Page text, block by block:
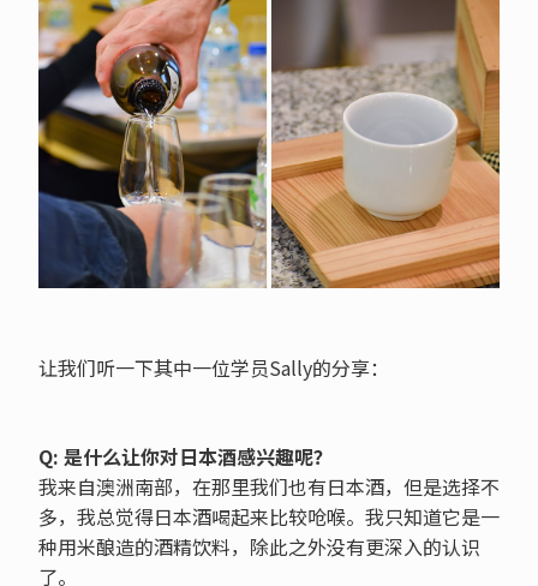
让我们听一下其中一位学员Sally的分享：
Q: 是什么让你对日本酒感兴趣呢？
我来自澳洲南部，在那里我们也有日本酒，但是选择不
多，我总觉得日本酒喝起来比较呛喉。我只知道它是一
种用米酿造的酒精饮料，除此之外没有更深入的认识
了。